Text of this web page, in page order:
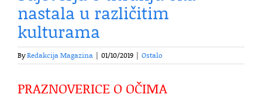
nastala u različitim
kulturama
ByRedakcija Magazina 01/10/2019 Ostalo
PRAZNOVERICE O OČIMA